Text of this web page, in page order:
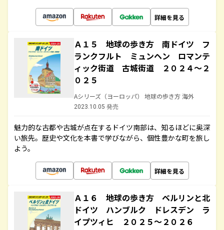
詳細を見る
Ａ１５ 地球の歩き方 南ドイツ フ
ランクフルト ミュンヘン ロマンテ
ィック街道 古城街道 ２０２４～２
０２５
Aシリーズ（ヨーロッパ） 地球の歩き方 海外
2023.10.05 発売
魅力的な古都や古城が点在するドイツ南部は、知るほどに奥深
い旅先。歴史や文化を本書で学びながら、個性豊かな町を旅し
よう。
詳細を見る
Ａ１６ 地球の歩き方 ベルリンと北
ドイツ ハンブルク ドレスデン ラ
イプツィヒ ２０２５～２０２６